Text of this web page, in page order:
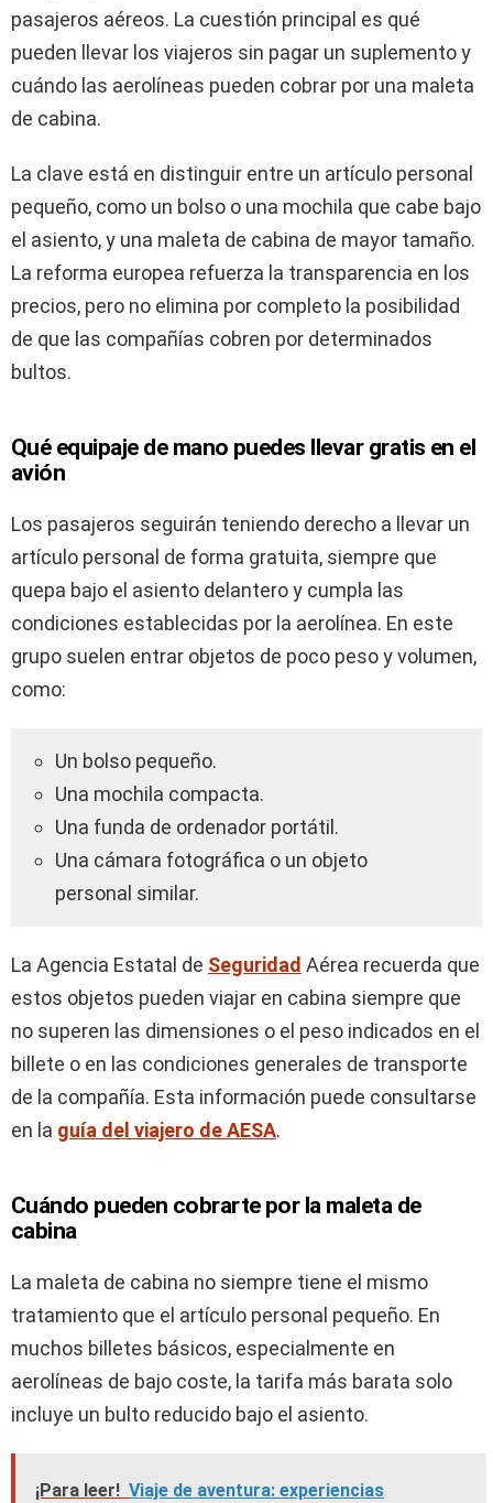
pasajeros aéreos. La cuestión principal es qué
pueden llevar los viajeros sin pagar un suplemento y
cuándo las aerolíneas pueden cobrar por una maleta
de cabina.
La clave está en distinguir entre un artículo personal
pequeño, como un bolso o una mochila que cabe bajo
el asiento, y una maleta de cabina de mayor tamaño.
La reforma europea refuerza la transparencia en los
precios, pero no elimina por completo la posibilidad
de que las compañías cobren por determinados
bultos.
Qué equipaje de mano puedes llevar gratis en el
avión
Los pasajeros seguirán teniendo derecho a llevar un
artículo personal de forma gratuita, siempre que
quepa bajo el asiento delantero y cumpla las
condiciones establecidas por la aerolínea. En este
grupo suelen entrar objetos de poco peso y volumen,
como:
Un bolso pequeño.
Una mochila compacta.
Una funda de ordenador portátil.
Una cámara fotográfica o un objeto
personal similar.
La Agencia Estatal de Seguridad Aérea recuerda que
estos objetos pueden viajar en cabina siempre que
no superen las dimensiones o el peso indicados en el
billete o en las condiciones generales de transporte
de la compañía. Esta información puede consultarse
en la guía del viajero de AESA.
Cuándo pueden cobrarte por la maleta de
cabina
La maleta de cabina no siempre tiene el mismo
tratamiento que el artículo personal pequeño. En
muchos billetes básicos, especialmente en
aerolíneas de bajo coste, la tarifa más barata solo
incluye un bulto reducido bajo el asiento.
¡Para leer! Viaje de aventura: experiencias